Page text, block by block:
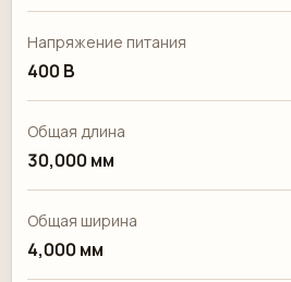
Напряжение питания
400 В
Общая длина
30,000 мм
Общая ширина
4,000 мм